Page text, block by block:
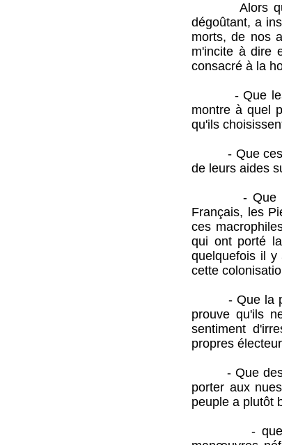
Alors que je
dégoûtant, a
morts, de nos
m'incite à dire
consacré à la
- Que les
montre à quel
qu'ils
- Que ces
de leurs aides
- Que les
Français, les
ces
qui ont porté
quelquefois il y
cette
- Que la
prouve qu'ils
sentiment
propres
- Que des
porter aux
peuple a plutôt
- que des